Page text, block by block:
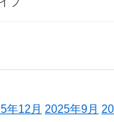
年12月 2025年9月